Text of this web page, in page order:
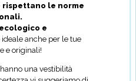
rispettano le norme
e
anche per le tue
e originali!
una vestibilità